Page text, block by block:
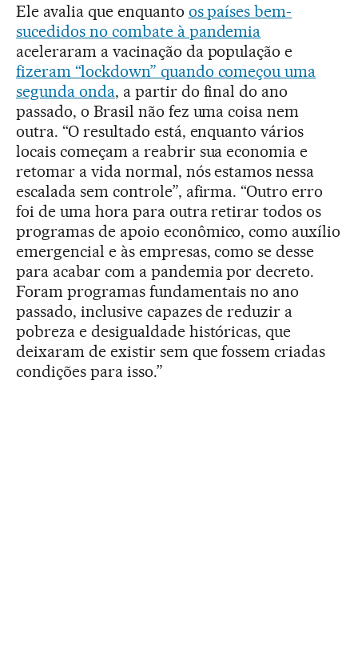
Ele avalia que enquanto os países bem-
sucedidos no combate à pandemia
aceleraram a vacinação da população e
fizeram “lockdown” quando começou uma
segunda onda, a partir do final do ano
passado, o Brasil não fez uma coisa nem
outra. “O resultado está, enquanto vários
locais começam a reabrir sua economia e
retomar a vida normal, nós estamos nessa
escalada sem controle”, afirma. “Outro erro
foi de uma hora para outra retirar todos os
programas de apoio econômico, como auxílio
emergencial e às empresas, como se desse
para acabar com a pandemia por decreto.
Foram programas fundamentais no ano
passado, inclusive capazes de reduzir a
pobreza e desigualdade históricas, que
deixaram de existir sem que fossem criadas
condições para isso.”